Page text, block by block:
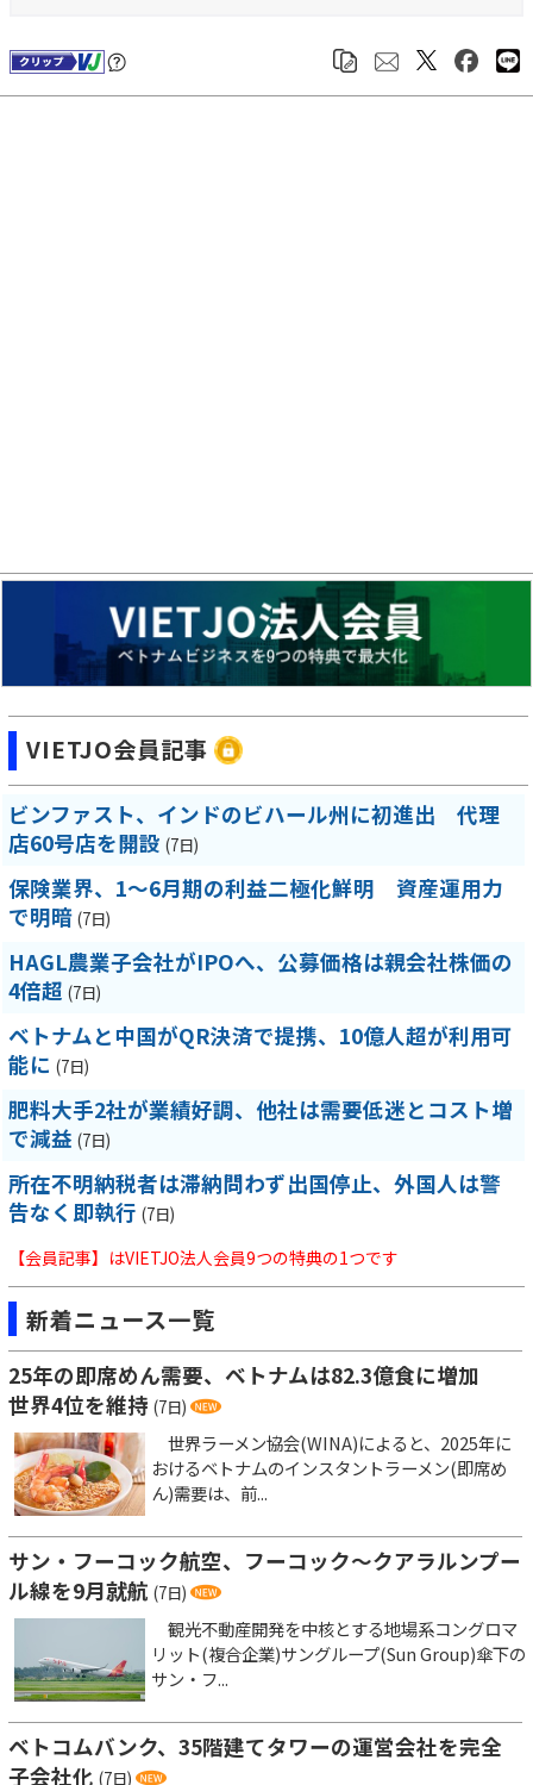
VIETJO会員記事
ビンファスト、インドのビハール州に初進出 代理
店60号店を開設 (7日)
保険業界、1～6月期の利益二極化鮮明 資産運用力
で明暗 (7日)
HAGL農業子会社がIPOへ、公募価格は親会社株価の
4倍超 (7日)
ベトナムと中国がQR決済で提携、10億人超が利用可
能に (7日)
肥料大手2社が業績好調、他社は需要低迷とコスト増
で減益 (7日)
所在不明納税者は滞納問わず出国停止、外国人は警
告なく即執行 (7日)
【会員記事】はVIETJO法人会員9つの特典の1つです
新着ニュース一覧
25年の即席めん需要、ベトナムは82.3億食に増加
世界4位を維持 (7日)
世界ラーメン協会(WINA)によると、2025年に
おけるベトナムのインスタントラーメン(即席め
ん)需要は、前...
サン・フーコック航空、フーコック～クアラルンプー
ル線を9月就航 (7日)
観光不動産開発を中核とする地場系コングロマ
リット(複合企業)サングループ(Sun Group)傘下の
サン・フ...
ベトコムバンク、35階建てタワーの運営会社を完全
子会社化 (7日)